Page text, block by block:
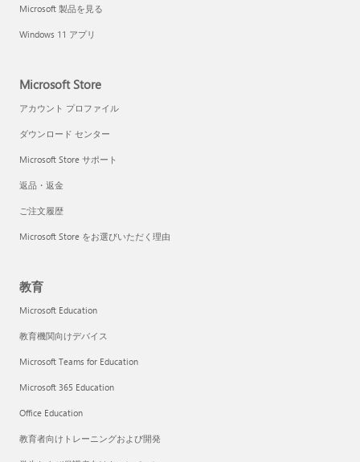
Microsoft 製品を見る
Windows 11 アプリ
Microsoft Store
アカウント プロファイル
ダウンロード センター
Microsoft Store サポート
返品・返金
ご注文履歴
Microsoft Store をお選びいただく理由
教育
Microsoft Education
教育機関向けデバイス
Microsoft Teams for Education
Microsoft 365 Education
Office Education
教育者向けトレーニングおよび開発